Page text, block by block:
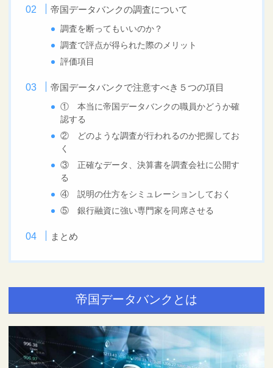
帝国データバンクの調査について
調査を断ってもいいのか？
調査で評点が得られた際のメリット
評価項目
帝国データバンクで注意すべき５つの項目
① 本当に帝国データバンクの職員かどうか確
認する
② どのような調査が行われるのか把握してお
く
③ 正確なデータ、決算書を調査会社に公開す
る
④ 説明の仕方をシミュレーションしておく
⑤ 銀行融資に強い専門家を同席させる
まとめ
帝国データバンクとは